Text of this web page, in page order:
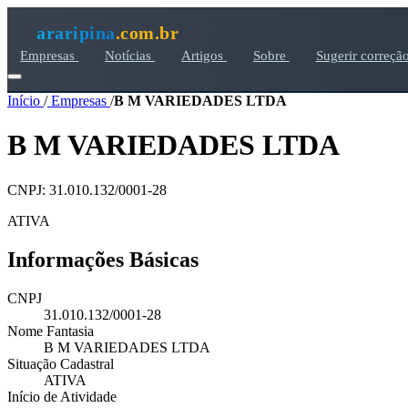
araripina.com.br
Empresas Notícias Artigos Sobre Sugerir
Início /Empresas /B M VARIEDADES LTDA
B M VARIEDADES LTDA
CNPJ: 31.010.132/0001-28
ATIVA
Informações Básicas
CNPJ
31.010.132/0001-28
Nome Fantasia
B M VARIEDADES LTDA
Situação Cadastral
ATIVA
Início de Atividade